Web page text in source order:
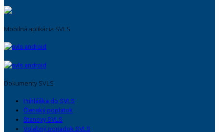
Mobilná aplikácia SVLS
Dokumenty SVLS
Prihláška do SVLS
Členský poplatok
Stanovy SVLS
Volebný poriadok SVLS